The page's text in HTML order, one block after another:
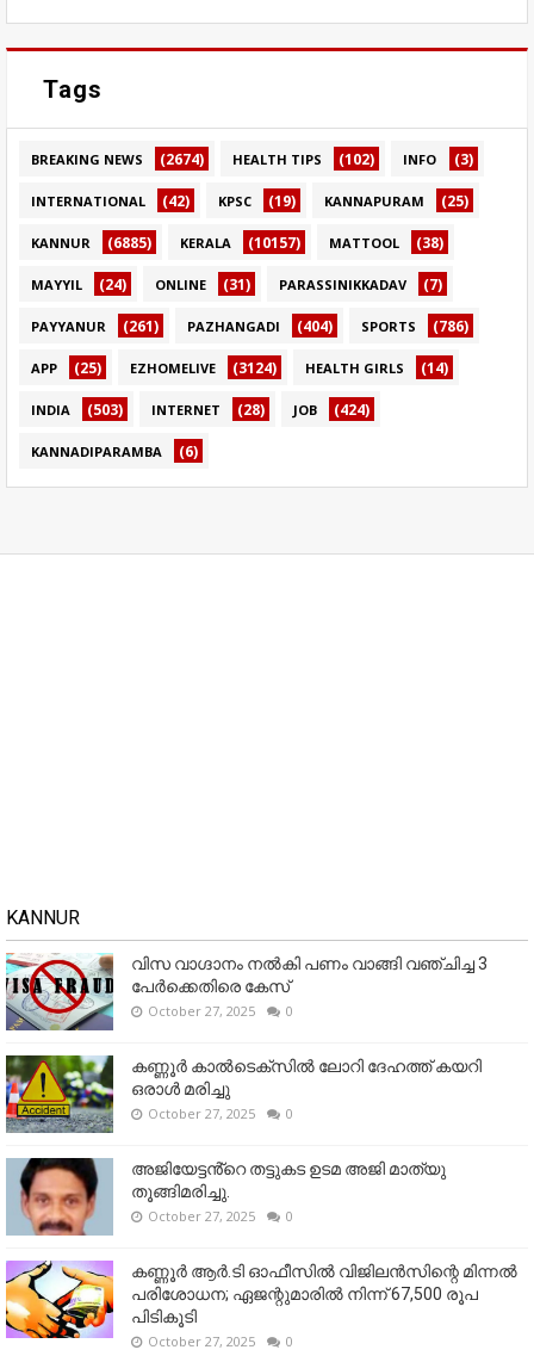
Tags
BREAKING NEWS (2674) HEALTH TIPS (102) INFO (3)
INTERNATIONAL (42) KPSC (19) KANNAPURAM (25)
KANNUR (6885) KERALA (10157) MATTOOL (38)
MAYYIL (24) ONLINE (31) PARASSINIKKADAV (7)
PAYYANUR (261) PAZHANGADI (404) SPORTS (786)
APP (25) EZHOMELIVE (3124) HEALTH GIRLS (14)
INDIA (503) INTERNET (28) JOB (424)
KANNADIPARAMBA (6)
KANNUR
വിസ വാഗ്ദാനം നൽകി പണം വാങ്ങി വഞ്ചിച്ച 3
പേർക്കെതിരെ കേസ്
October 27, 2025 0
കണ്ണൂര്‍ കാല്‍ടെക്‌സില്‍ ലോറി ദേഹത്ത് കയറി
ഒരാള്‍ മരിച്ചു
October 27, 2025 0
അജിയേട്ടൻ്റെ തട്ടുകട ഉടമ അജി മാത്യു
തൂങ്ങിമരിച്ചു.
October 27, 2025 0
കണ്ണൂര്‍ ആര്‍.ടി ഓഫീസില്‍ വിജിലൻസിന്റെ മിന്നല്‍
പരിശോധന; ഏജന്റുമാരില്‍ നിന്ന് 67,500 രൂപ
പിടികൂടി
October 27, 2025 0